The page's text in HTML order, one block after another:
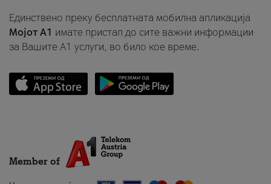
Единствено преку бесплатната мобилна апликација
Мојот A1 имате пристап до сите важни информации
за Вашите A1 услуги, во било кое време.
Member of